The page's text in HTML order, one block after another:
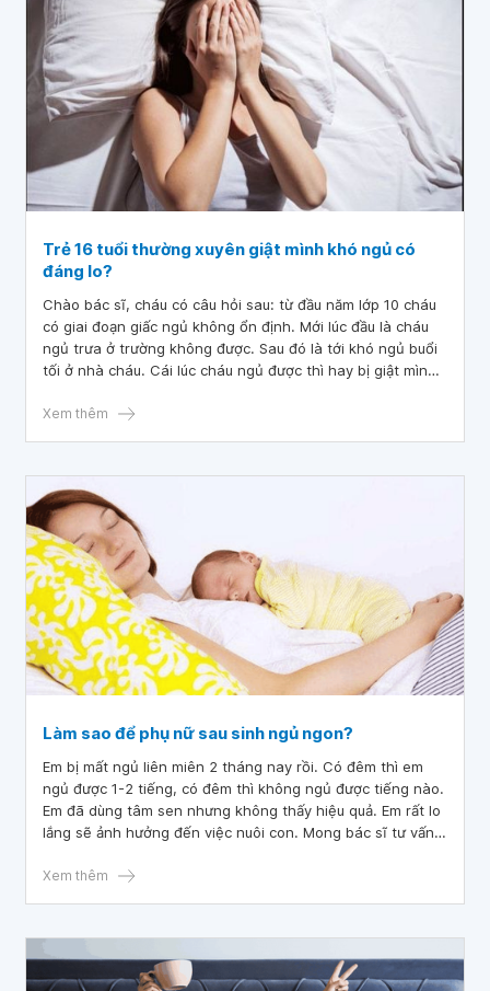
Trẻ 16 tuổi thường xuyên giật mình khó ngủ có
đáng lo?
Chào bác sĩ, cháu có câu hỏi sau: từ đầu năm lớp 10 cháu
có giai đoạn giấc ngủ không ổn định. Mới lúc đầu là cháu
ngủ trưa ở trường không được. Sau đó là tới khó ngủ buổi
tối ở nhà cháu. Cái lúc cháu ngủ được thì hay bị giật mình,
Xem thêm
Làm sao để phụ nữ sau sinh ngủ ngon?
Em bị mất ngủ liên miên 2 tháng nay rồi. Có đêm thì em
ngủ được 1-2 tiếng, có đêm thì không ngủ được tiếng nào.
Em đã dùng tâm sen nhưng không thấy hiệu quả. Em rất lo
lắng sẽ ảnh hưởng đến việc nuôi con. Mong bác sĩ tư vấn
bác sĩ.
Xem thêm